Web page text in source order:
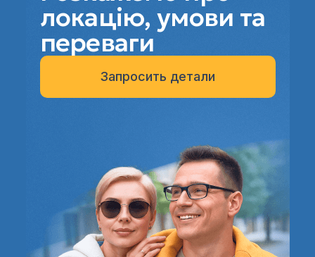
локацію, умови та
переваги
Запросить детали